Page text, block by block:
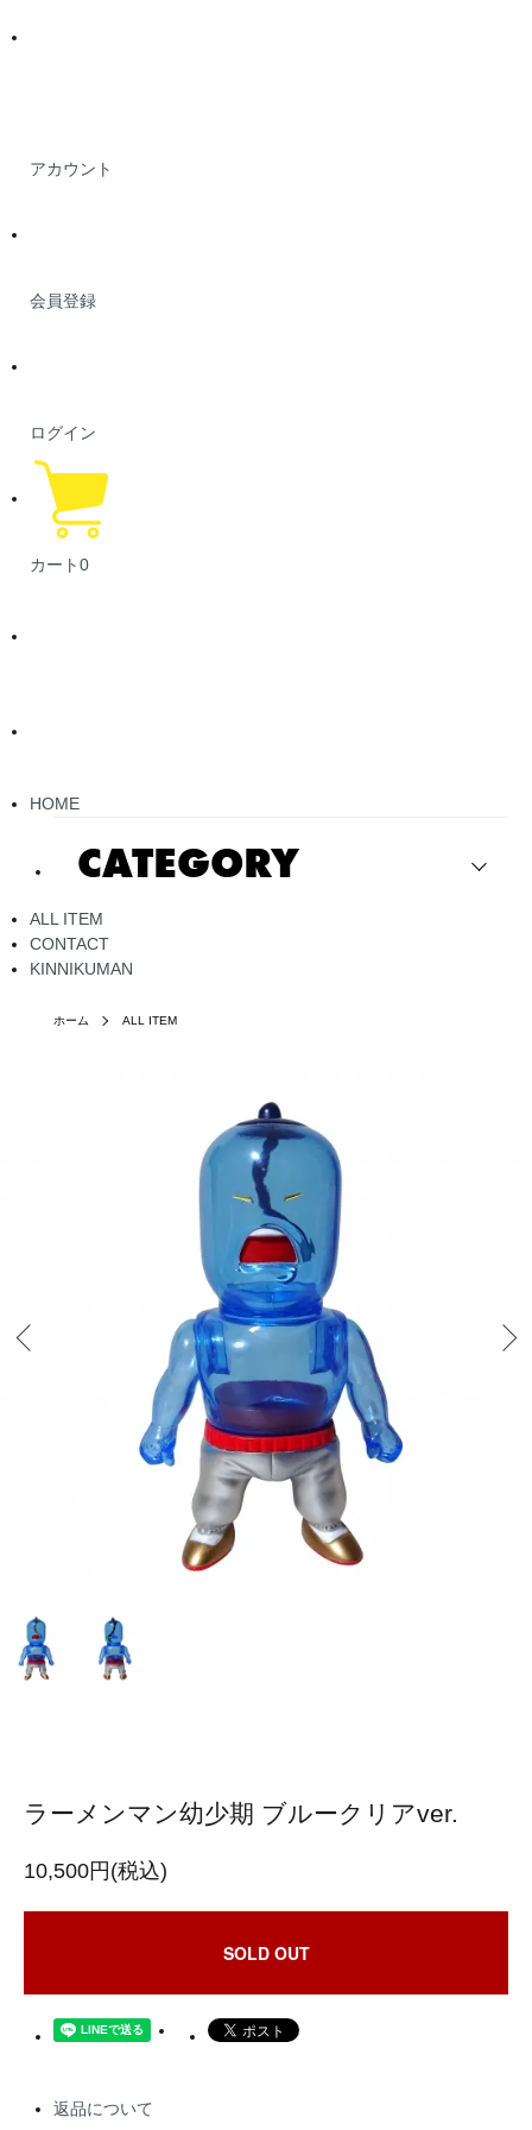
アカウント
会員登録
ログイン
カート0
HOME
CATEGORY
ALL ITEM
CONTACT
KINNIKUMAN
ホーム ALL ITEM
ラーメンマン幼少期 ブルークリアver.
10,500円(税込)
SOLD OUT
返品について